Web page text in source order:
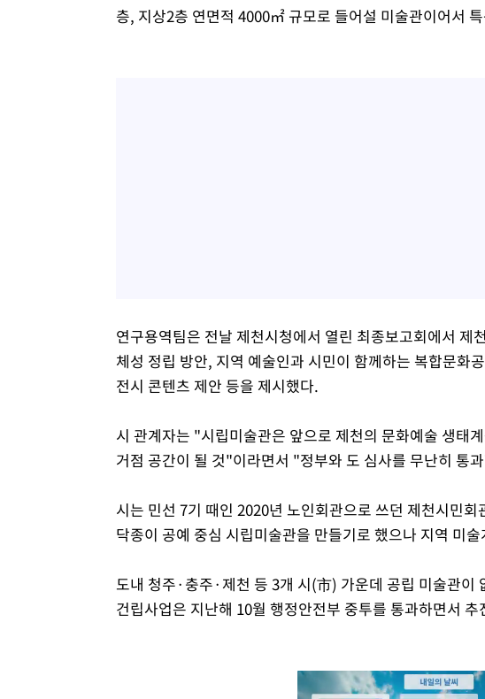
층, 지상2층 연면적 4000㎡ 규모로 들어설 미술관이어서
연구용역팀은 전날 제천시청에서 열린 최종보고회에서 제
체성 정립 방안, 지역 예술인과 시민이 함께하는 복합문화
전시 콘텐츠 제안 등을 제시했다.
시 관계자는 "시립미술관은 앞으로 제천의 문화예술 생태
거점 공간이 될 것"이라면서 "정부와 도 심사를 무난히 통
시는 민선 7기 때인 2020년 노인회관으로 쓰던 제천시민
닥종이 공예 중심 시립미술관을 만들기로 했으나 지역 미
도내 청주·충주·제천 등 3개 시(市) 가운데 공립 미술관이
건립사업은 지난해 10월 행정안전부 중투를 통과하면서 추